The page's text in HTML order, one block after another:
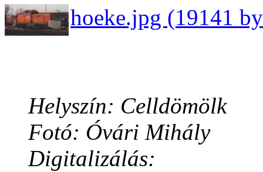
hoeke.jpg (19141
Helyszín: Celldömölk
Fotó: Óvári Mihály
Digitalizálás: